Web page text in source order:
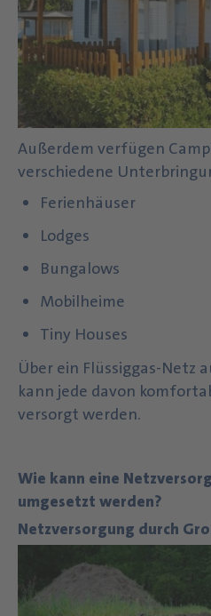
Außerdem verfügen
verschiedene
Ferienhäuser
Lodges
Bungalows
Mobilheime
Tiny Houses
Über ein Flüssiggas-Netz
kann jede davon
versorgt werden.
Wie kann eine
umgesetzt werden?
Netzversorgung durch